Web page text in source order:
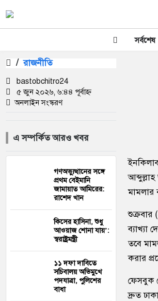
সর্বশেষ
/ রাজনীতি
bastobchitro24
৫ জুন ২০২৬, ৬:৪৪ পূর্বাহ্ন
অনলাইন সংস্করণ
এ সম্পর্কিত আরও খবর
গণঅভ্যুত্থানের সঙ্গে
প্রথম বেইমানি
জামায়াত আমিরের:
রাশেদ খান
কিসের হাসিনা, শুধু
আওয়াজ শোনা যায়’:
স্বরাষ্ট্রমন্ত্রী
১১ দফা দাবিতে
সচিবালয় অভিমুখে
পদযাত্রা, পুলিশের
বাধা
মামলার
শুক্রবার
ব্যাখ্যা
তবে
করার
ফেসবুক
দ্রুত